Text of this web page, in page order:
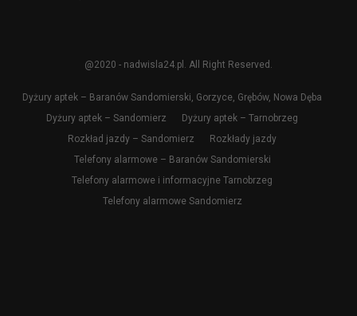
@2020 - nadwisla24.pl. All Right Reserved.
Dyżury aptek – Baranów Sandomierski, Gorzyce, Grębów, Nowa Dęba
Dyżury aptek – Sandomierz
Dyżury aptek – Tarnobrzeg
Rozkład jazdy – Sandomierz
Rozkłady jazdy
Telefony alarmowe – Baranów Sandomierski
Telefony alarmowe i informacyjne Tarnobrzeg
Telefony alarmowe Sandomierz